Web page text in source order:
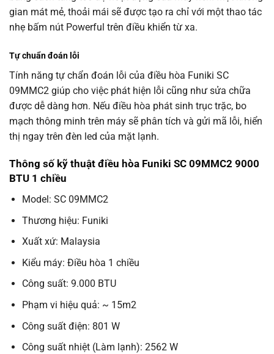
gian mát mẻ, thoải mái sẽ được tạo ra chỉ với một thao tác
nhẹ bấm nút Powerful trên điều khiển từ xa.
Tự chuẩn đoán lỗi
Tính năng tự chẩn đoán lỗi của điều hòa Funiki SC
09MMC2 giúp cho việc phát hiện lỗi cũng như sửa chữa
được dễ dàng hơn. Nếu điều hòa phát sinh trục trặc, bo
mạch thông minh trên máy sẽ phân tích và gửi mã lỗi, hiển
thị ngay trên đèn led của mặt lạnh.
Thông số kỹ thuật điều hòa Funiki SC 09MMC2 9000
BTU 1 chiều
Model: SC 09MMC2
Thương hiệu: Funiki
Xuất xứ: Malaysia
Kiểu máy: Điều hòa 1 chiều
Công suất: 9.000 BTU
Phạm vi hiệu quả: ~ 15m2
Công suất điện: 801 W
Công suất nhiệt (Làm lạnh): 2562 W